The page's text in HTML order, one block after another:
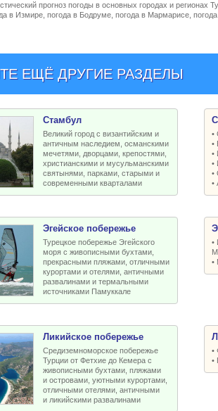
прогноз погоды в основных городах и регионах
в Измире, погода в Бодруме, погода в Мармарисе,
ЕЩЁ ДРУГИЕ РАЗДЕЛЫ
Стамбул
Великий город с византийским и
античным наследием, османскими
мечетями, дворцами, крепостями,
христианскими и мусульманскими
святынями, парками, старыми и
современными кварталами
•
•
•
•
•
•
Эгейское побережье
Турецкое побережье Эгейского
моря с живописными бухтами,
прекрасными пляжами, отличными
курортами и отелями, античными
развалинами и термальными
источниками Памуккале
•
•
Ликийское побережье
Средиземноморское побережье
Турции от Фетхие до Кемера с
живописными бухтами, пляжами
и островами, уютными курортами,
отличными отелями, античными
и ликийскими развалинами
•
•